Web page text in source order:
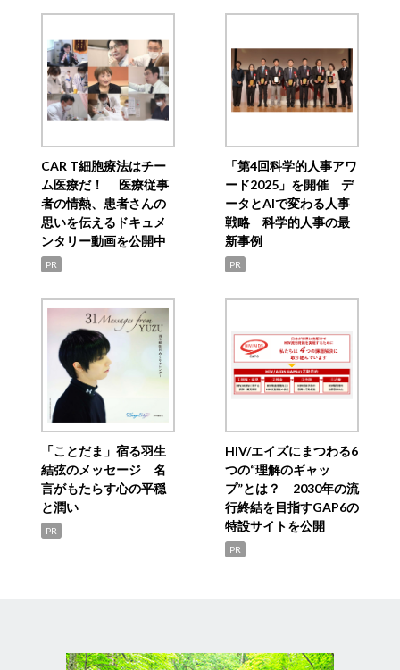
CAR T細胞療法はチー
ム医療だ！ 医療従事
者の情熱、患者さんの
思いを伝えるドキュメ
ンタリー動画を公開中
PR
「第4回科学的人事アワ
ード2025」を開催 デ
ータとAIで変わる人事
戦略 科学的人事の最
新事例
PR
「ことだま」宿る羽生
結弦のメッセージ 名
言がもたらす心の平穏
と潤い
PR
HIV/エイズにまつわる6
つの“理解のギャッ
プ”とは？ 2030年の流
行終結を目指すGAP6の
特設サイトを公開
PR